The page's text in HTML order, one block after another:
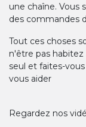
une chaîne. Vous
des commandes
Tout ces choses
n'être pas habitez
seul et faites-
vous aider
Regardez nos